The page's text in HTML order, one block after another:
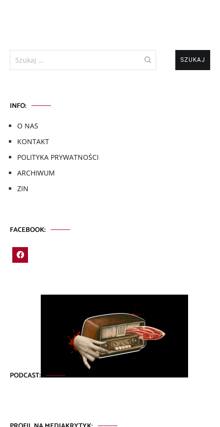
Szukaj:
INFO:
O NAS
KONTAKT
POLITYKA PRYWATNOŚCI
ARCHIWUM
ZIN
FACEBOOK:
PODCAST: